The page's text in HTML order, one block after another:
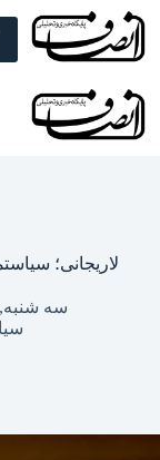
Skip
content
لاریجانی؛
سه شنبه, ۱۵ اردیبهشت ۱۴۰۵ – ۰۱:۳۱